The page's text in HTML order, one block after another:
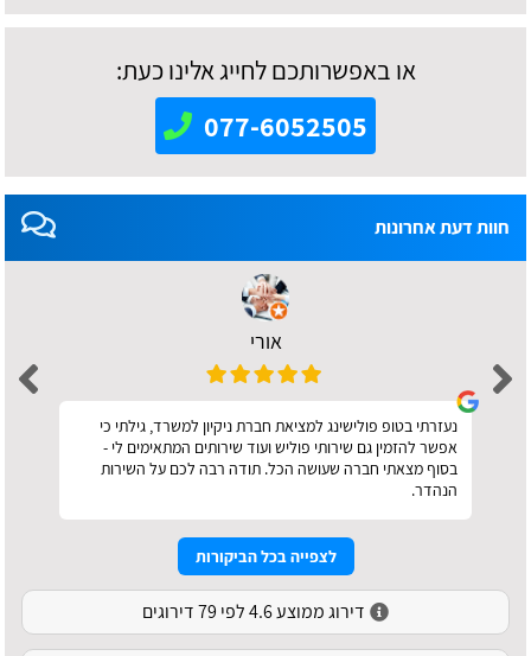
או באפשרותכם לחייג אלינו כעת:
077-6052505
חוות דעת אחרונות
אורי
נעזרתי בטופ פולישינג למציאת חברת ניקיון למשרד, גילתי כי
אפשר להזמין גם שירותי פוליש ועוד שירותים המתאימים לי -
בסוף מצאתי חברה שעושה הכל. תודה רבה לכם על השירות
הנהדר.
לצפייה בכל הביקורות
דירוג ממוצע 4.6 לפי 79 דירוגים